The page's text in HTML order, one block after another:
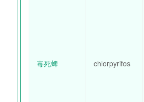
毒死蜱 chlorpyrifos